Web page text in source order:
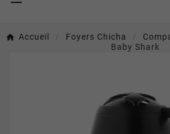
Accueil Foyers Chicha
Baby Shark